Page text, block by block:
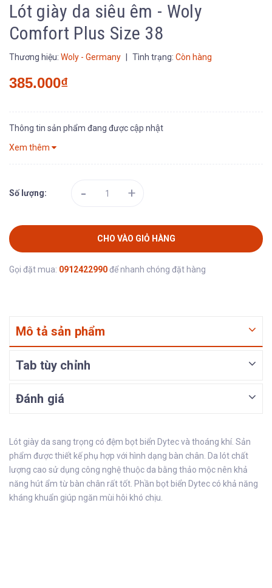
Lót giày da siêu êm - Woly
Comfort Plus Size 38
Thương hiệu: Woly - Germany Tình trạng: Còn hàng
385.000₫
Thông tin sản phẩm đang được cập nhật
Xem thêm
Số lượng: - +
CHO VÀO GIỎ HÀNG
Gọi đặt mua: 0912422990để nhanh chóng đặt hàng
Mô tả sản phẩm
Tab tùy chỉnh
Đánh giá
Lót giày da sang trọng có đệm bọt biển Dytec và thoáng khí. Sản
phẩm được thiết kế phụ hợp với hình dạng bàn chân. Da lót chất
lượng cao sử dụng công nghệ thuộc da bằng thảo mộc nên khả
năng hút ẩm từ bàn chân rất tốt. Phần bọt biển Dytec có khả năng
kháng khuẩn giúp ngăn mùi hôi khó chịu.